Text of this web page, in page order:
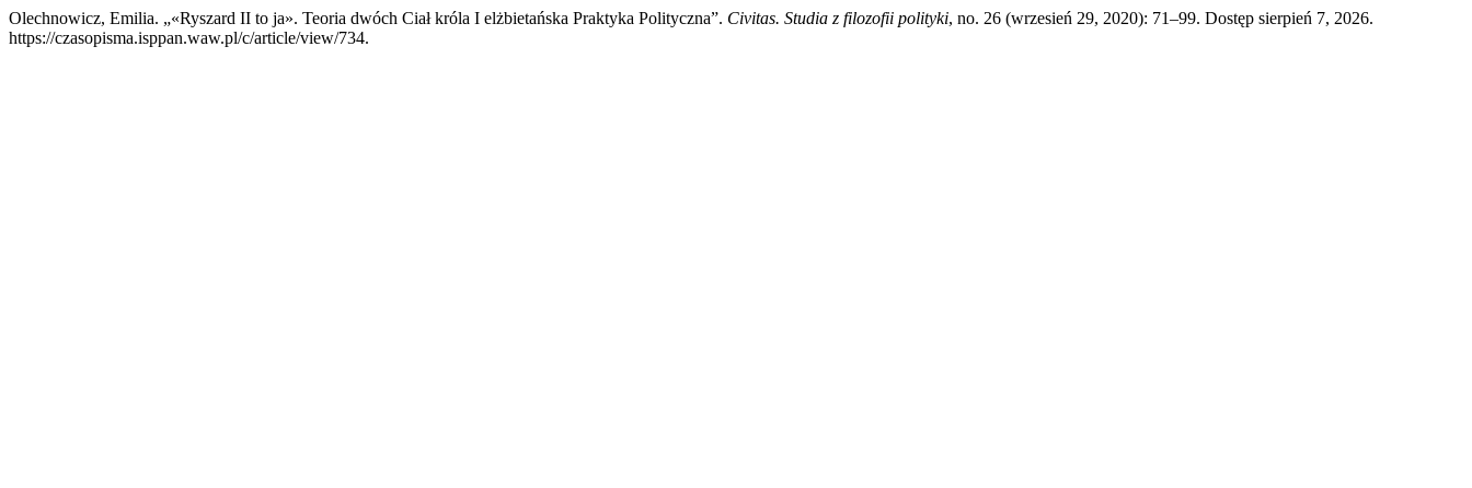
Olechnowicz, Emilia. „«Ryszard II to ja». Teoria dwóch Ciał króla I elżbietańska Praktyka Polityczna”. Civitas. Studia z filozofii polityki, no. 26 (wrzesień 29, 2020): 71–99. Dostęp sierpień 7, 2026.
https://czasopisma.isppan.waw.pl/c/article/view/734.